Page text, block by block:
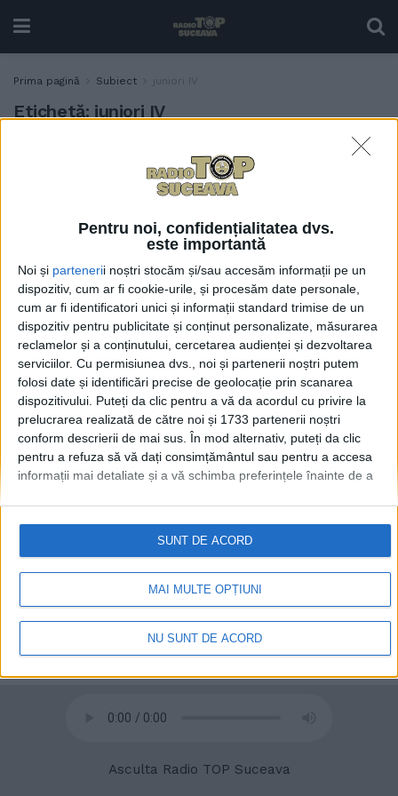
Pentru noi, confidențialitatea dvs.
este importantă
Noi și partenerii noștri stocăm și/sau accesăm informații pe un
dispozitiv, cum ar fi cookie-urile, și procesăm date personale,
cum ar fi identificatori unici și informații standard trimise de un
dispozitiv pentru publicitate și conținut personalizate, măsurarea
reclamelor și a conținutului, cercetarea audienței și dezvoltarea
serviciilor. Cu permisiunea dvs., noi și partenerii noștri putem
folosi date și identificări precise de geolocație prin scanarea
dispozitivului. Puteți da clic pentru a vă da acordul cu privire la
prelucrarea realizată de către noi și 1733 partenerii noștri
conform descrierii de mai sus. În mod alternativ, puteți da clic
pentru a refuza să vă dați consimțământul sau pentru a accesa
informații mai detaliate și a vă schimba preferințele înainte de a
retrageți consimțământul în orice moment, revenind la acest site
și făcând clic pe butonul "Confidențialitate" din partea de jos a
paginii web.
MAI MULTE OPȚIUNI
NU SUNT DE ACORD
SUNT DE ACORD
Prima pagină Subiect juniori IV
Etichetă: juniori IV
Clubul de handbal masculin
CSU Suceava, campion
național și la juniori IV!
patru premii individuale la
turneul disputat la Cluj
15 IUNIE, 2025
Asculta Radio TOP Suceava